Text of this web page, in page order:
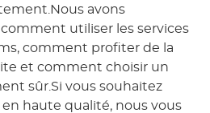
avons
utiliser les services
comment profiter de la
et comment choisir un
sûr.Si vous souhaitez
haute qualité, nous vous